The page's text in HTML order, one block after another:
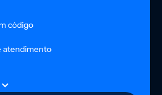
de disponibilidade
para gerenciar as
os recursos de forma
código
atendimento